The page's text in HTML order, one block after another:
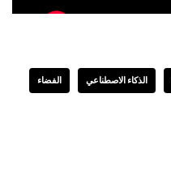
الذكاء الاصطناعي الفضاء